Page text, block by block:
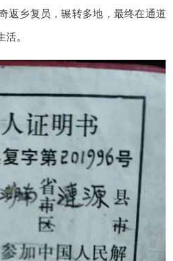
返乡复员，辗转多地，最终在通道
。